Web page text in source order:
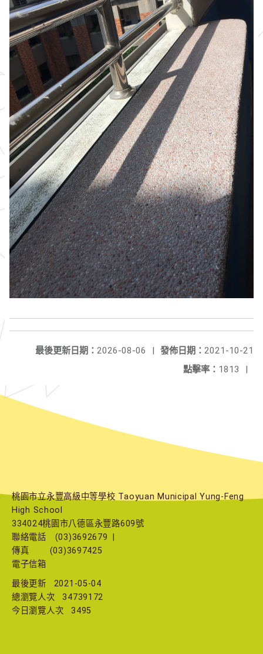
發佈日期： 2021-10-21
最後更新日期： 2026-08-06
|
點擊率： 1813 |
桃園市立永豐高級中等學校 Taoyuan Municipal Yung-Feng
High School
334024桃園市八德區永豐路609號
聯絡電話
(03)3692679
傳真
(03)3697425
電子信箱
最後更新
2021-05-04
總瀏覽人次
34739172
今日瀏覽人次
3495